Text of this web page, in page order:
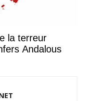
la terreur
Andalous